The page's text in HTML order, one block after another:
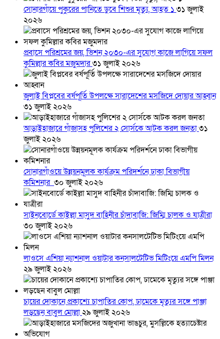
সোনারগাঁয়ে পুকুরের পানিতে ডুবে শিশুর মৃত্যু, আহত ১ ৩১ জুলাই
২০২৬
প্রবাসে পরিশ্রমের জয়, ভিশন ২০৩০-এর সুযোগ কাজে লাগিয়ে সফল
কুমিল্লার কবির মজুমদার৩১ জুলাই ২০২৬
জুলাই বিপ্লবের বর্ষপূর্তি উপলক্ষে সারাদেশের মসজিদে দোয়ার আহ্বান
৩১ জুলাই ২০২৬
আড়াইহাজারে গাঁজাসহ পুলিশের ২ সোর্সকে আটক করল জনতা৩১
জুলাই ২০২৬
সোনারগাঁওয়ে উন্নয়নমূলক কার্যক্রম পরিদর্শনে ঢাকা বিভাগীয়
কমিশনার ৩০ জুলাই ২০২৬
সাইনবোর্ডে কাইল্লা মাসুদ বাহিনীর চাঁদাবাজি: জিম্মি চালক ও যাত্রীরা
৩০ জুলাই ২০২৬
লাওসে এশিয়া ন্যাশনাল ওয়াটার কনসালটেটিভ মিটিংয়ে এমপি মিলন
২৯ জুলাই ২০২৬
চায়ের দোকানে প্রকাশ্যে চাপাতির কোপ, ঢামেকে মৃত্যুর সঙ্গে পাঞ্জা
লড়ছেন বাবুল মোল্লা২৯ জুলাই ২০২৬